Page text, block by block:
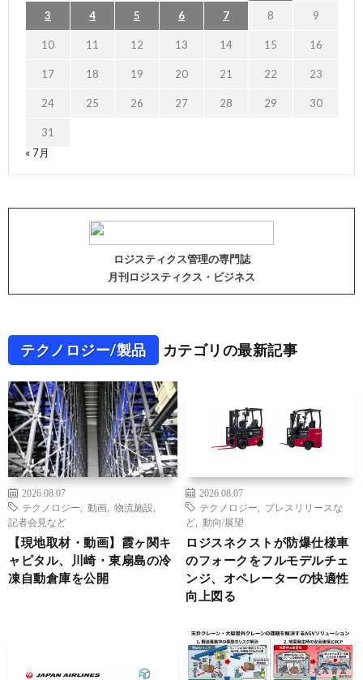
3 4 5 6 7 8 9
10 11 12 13 14 15 16
17 18 19 20 21 22 23
24 25 26 27 28 29 30
31
« 7月
ロジスティクス管理の専門誌
月刊ロジスティクス・ビジネス
テクノロジー/製品 カテゴリの最新記事
2026.08.07
テクノロジー
動画 物流施設
記者会見など
【現地取材・動画】霞ヶ関キ
ャピタル、川崎・東扇島の冷
凍自動倉庫を公開
2026.08.07
テクノロジー
プレスリリースな
ど
動向/展望
ロジスネクストが防爆仕様車
のフォークをフルモデルチェ
ンジ、オペレーターの快適性
向上図る